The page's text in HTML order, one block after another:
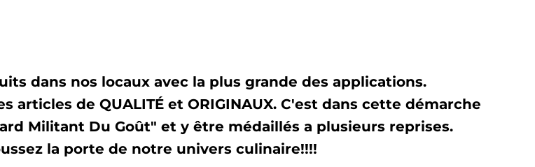
dans nos locaux avec la plus grande des applications.
de QUALITÉ et ORIGINAUX. C'est dans cette démarche
Militant Du Goût" et y être médaillés a plusieurs reprises.
la porte de notre univers culinaire!!!!